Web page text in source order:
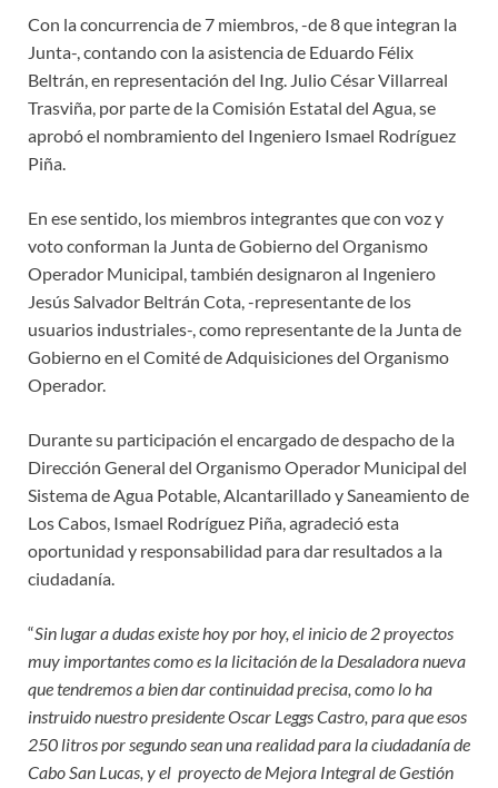
Con la concurrencia de 7 miembros, -de 8 que integran la
Junta-, contando con la asistencia de Eduardo Félix
Beltrán, en representación del Ing. Julio César Villarreal
Trasviña, por parte de la Comisión Estatal del Agua, se
aprobó el nombramiento del Ingeniero Ismael Rodríguez
Piña.
En ese sentido, los miembros integrantes que con voz y
voto conforman la Junta de Gobierno del Organismo
Operador Municipal, también designaron al Ingeniero
Jesús Salvador Beltrán Cota, -representante de los
usuarios industriales-, como representante de la Junta de
Gobierno en el Comité de Adquisiciones del Organismo
Operador.
Durante su participación el encargado de despacho de la
Dirección General del Organismo Operador Municipal del
Sistema de Agua Potable, Alcantarillado y Saneamiento de
Los Cabos, Ismael Rodríguez Piña, agradeció esta
oportunidad y responsabilidad para dar resultados a la
ciudadanía.
“Sin lugar a dudas existe hoy por hoy, el inicio de 2 proyectos
muy importantes como es la licitación de la Desaladora nueva
que tendremos a bien dar continuidad precisa, como lo ha
instruido nuestro presidente Oscar Leggs Castro, para que esos
250 litros por segundo sean una realidad para la ciudadanía de
Cabo San Lucas, y el proyecto de Mejora Integral de Gestión